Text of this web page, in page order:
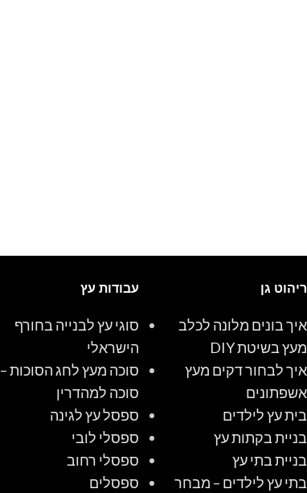
ריהוט גן
איך בונים מלונה לכלב
מעץ בשיטת DIY
איך לבחור דקים מעץ
אשפתונים
בית עץ לילדים
בניית בקתות עץ
בניית בתי עץ
בתי עץ לילדים – מבחר
עבודות עץ
סוגי עץ לבנייה בחורף
הישראלי
סוכה מעץ לחג הסוכות –
סוכה למהדרין
ספסל עץ לגינה
ספסלי לובי
ספסלי רחוב
ספסלים